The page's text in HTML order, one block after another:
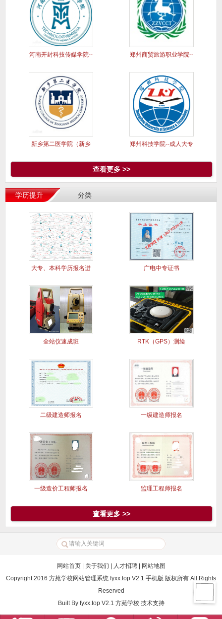
河南开封科技传媒学院-- 郑州商贸旅游职业学院--
新乡第二医学院（新乡 郑州科技学院--成人大专
查看更多 >>
学历提升 分类
大专、本科学历报名进 广电中专证书
全站仪速成班 RTK（GPS）测绘
二级建造师报名 一级建造师报名
一级造价工程师报名 监理工程师报名
查看更多 >>
网站首页| 关于我们 人才招聘|
网站地图
Copyright 2016 方苑学校网站管理系统 fyxx.top V2.1 手机版 版权所有 All Rights
Reserved
Built By fyxx.top V2.1 方苑学校技术支持